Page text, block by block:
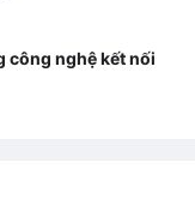
công nghệ kết nối